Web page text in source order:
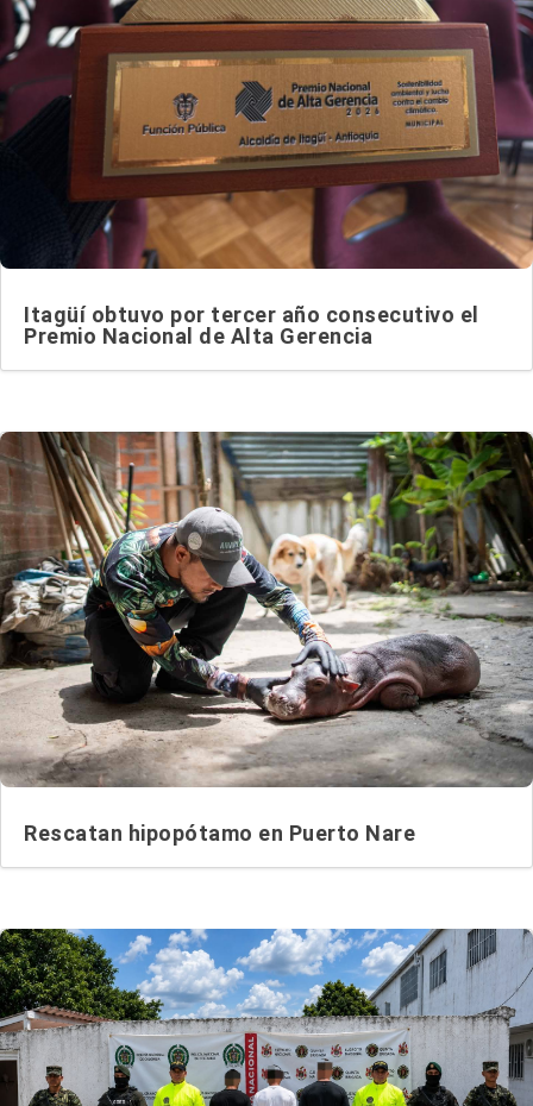
Itagüí obtuvo por tercer año consecutivo el
Premio Nacional de Alta Gerencia
Rescatan hipopótamo en Puerto Nare